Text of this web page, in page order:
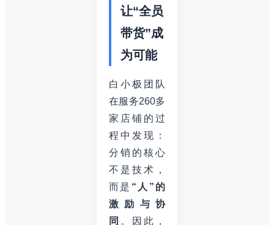
让“全员
带货”成
为可能
白小极团队
在服务260多
家店铺的过
程中发现：
分销的核心
不是技术，
而是 “人”的
激励与协
同 。因此，